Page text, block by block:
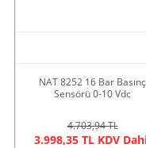
NAT 8252 16 Bar Basınç
Sensörü 0-10 Vdc
4.703,94 TL
3.998,35 TL KDV